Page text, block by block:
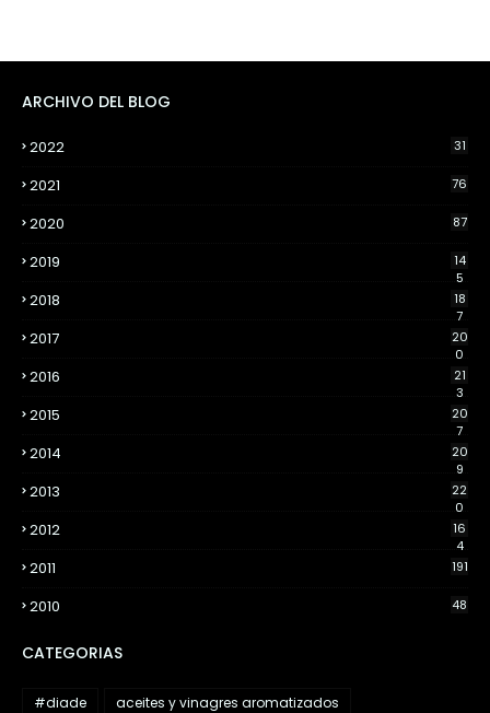
ARCHIVO DEL BLOG
2022 31
2021 76
2020 87
2019
14
5
2018
18
7
2017
20
0
2016
21
3
2015
20
7
2014
20
9
2013
22
0
2012
16
4
2011 191
2010 48
CATEGORIAS
#diade
aceites y vinagres aromatizados